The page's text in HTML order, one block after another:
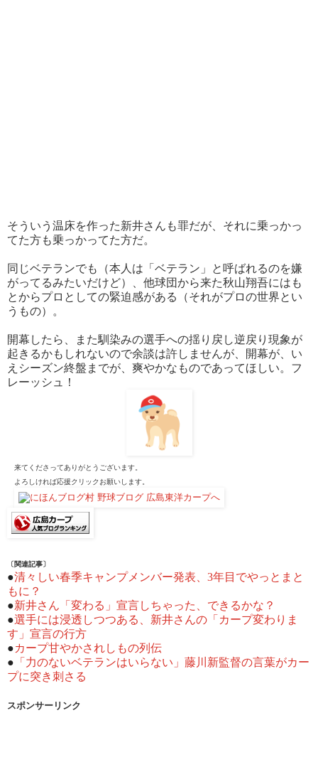
そういう温床を作った新井さんも罪だが、それに乗っかっ
てた方も乗っかってた方だ。
同じベテランでも（本人は「ベテラン」と呼ばれるのを嫌
がってるみたいだけど）、他球団から来た秋山翔吾にはも
とからプロとしての緊迫感がある（それがプロの世界とい
うもの）。
開幕したら、また馴染みの選手への揺り戻し逆戻り現象が
起きるかもしれないので余談は許しませんが、開幕が、い
えシーズン終盤までが、爽やかなものであってほしい。フ
レーッシュ！
来てくださってありがとうございます。
よろしければ応援クリックお願いします。
〔関連記事〕
●清々しい春季キャンプメンバー発表、3年目でやっとまと
もに？
●新井さん「変わる」宣言しちゃった、できるかな？
●選手には浸透しつつある、新井さんの「カープ変わりま
す」宣言の行方
●カープ甘やかされしもの列伝
● 「力のないベテランはいらない」藤川新監督の言葉がカー
プに突き刺さる
スポンサーリンク